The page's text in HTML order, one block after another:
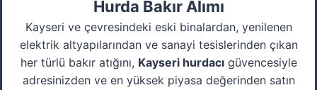
Hurda Bakır Alımı
Kayseri ve çevresindeki eski binalardan, yenilenen
elektrik altyapılarından ve sanayi tesislerinden çıkan
her türlü bakır atığını, Kayseri hurdacıgüvencesiyle
adresinizden ve en yüksek piyasa değerinden satın